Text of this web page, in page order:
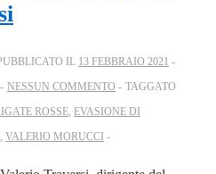
IL 13 FEBBRAIO 2021
NESSUN COMMENTO
TAGGATO
ROSSE EVASIONE DI
VALERIO MORUCCI